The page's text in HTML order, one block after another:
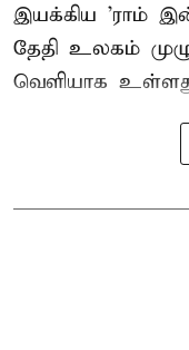
இயக்கிய 'ராம்
தேதி உலகம்
வெளியாக